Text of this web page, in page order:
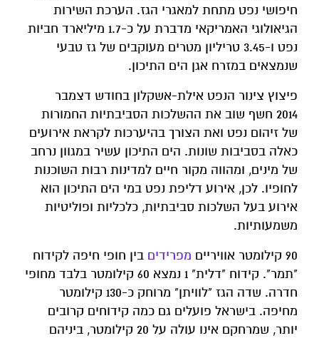
חיפושי נפט מתחת למאגרי הגז. הערכת השירות
הגיאולוגי האמריקאי מדברת על כ-1.7 מיליארד חביות
נפט ו-3.45 טריליון מטרים מעוקבים של גז טבעי
שנמצאים במזרח אגן הים התיכון.
פיצוץ צינור הנפט אילת-אשקלון בחודש דצמבר
2014 חשף שוב את ההשלכות הסביבתיות החמורות
של זיהום נפט ואת הצורך בהיערכות לקראת אירועים
כאלה בסביבות שונות. הים התיכון עשיר במגוון נרחב
של מינים, ומהווה מקור חיים למדינות רבות השוכנות
לחופיו. לכן, אירוע דליפת נפט במי הים התיכון הוא
אירוע בעל השלכות סביבתיות, כלכליות ופוליטיות
משמעותיות.
90 קילומטר אוויריים
מפרידים בין חופי חיפה לקידוח
"תמר". קידוח "דלית" 1 נמצא 60 קילומטר בלבד מחופי
חדרה. שדה הגז "לוויתן" מרוחק כ-130 קילומטר
מחיפה. בישראל פועלים גם כמה קידוחים קרובים
יותר, שמרחקם אינו עולה על 20 קילומטר, ביניהם